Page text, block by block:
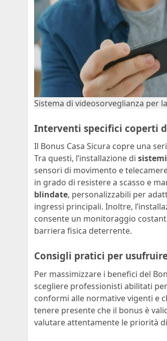
Sistema di videosorveglianza per
Interventi specifici coperti
Il Bonus Casa Sicura copre una
Tra questi, l’installazione di
sensori di movimento e
in grado di resistere a scasso e
blindate, personalizzabili per
ingressi principali. Inoltre,
consente un monitoraggio
barriera fisica deterrente.
Consigli pratici per
Per massimizzare i benefici del
scegliere professionisti abilitati
conformi alle normative vigenti e
tenere presente che il bonus è
valutare attentamente le priorità